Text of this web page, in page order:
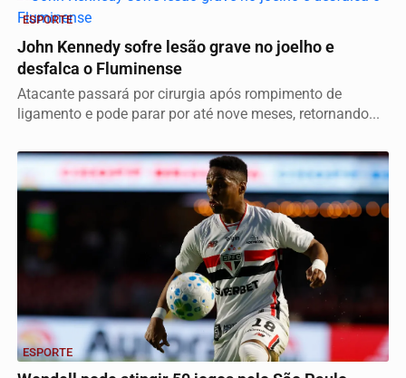
ESPORTE
John Kennedy sofre lesão grave no joelho e
desfalca o Fluminense
Atacante passará por cirurgia após rompimento de
ligamento e pode parar por até nove meses, retornando...
ESPORTE